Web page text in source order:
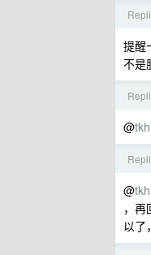
提醒
不是
@
@
，再
以了